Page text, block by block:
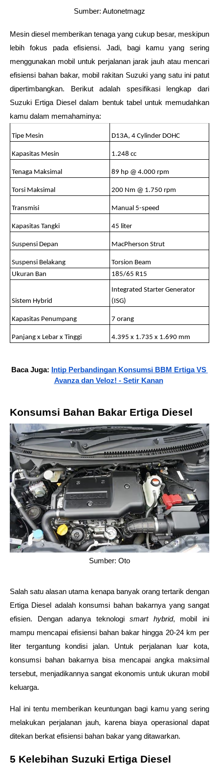
Sumber: Autonetmagz
Mesin diesel memberikan tenaga yang cukup besar, meskipun
lebih fokus pada efisiensi. Jadi, bagi kamu yang sering
menggunakan mobil untuk perjalanan jarak jauh atau mencari
efisiensi bahan bakar, mobil rakitan Suzuki yang satu ini patut
dipertimbangkan. Berikut adalah spesifikasi lengkap dari
Suzuki Ertiga Diesel dalam bentuk tabel untuk memudahkan
kamu dalam memahaminya:
Tipe Mesin D13A, 4 Cylinder DOHC
Kapasitas Mesin 1.248 cc
Tenaga Maksimal 89 hp @ 4.000 rpm
Torsi Maksimal 200 Nm @ 1.750 rpm
Transmisi Manual 5-speed
Kapasitas Tangki 45 liter
Suspensi Depan MacPherson Strut
Suspensi Belakang
Torsion Beam
Ukuran Ban
185/65 R15
Sistem Hybrid
Integrated Starter Generator
(ISG)
Kapasitas Penumpang 7 orang
Panjang x Lebar x Tinggi 4.395 x 1.735 x 1.690 mm
Baca Juga:
Intip Perbandingan Konsumsi BBM Ertiga VS
Avanza dan Veloz! - Setir Kanan
Konsumsi Bahan Bakar Ertiga Diesel
Sumber: Oto
Salah satu alasan utama kenapa banyak orang tertarik dengan
Ertiga Diesel adalah konsumsi bahan bakarnya yang sangat
efisien. Dengan adanya teknologi smart hybrid, mobil ini
mampu mencapai efisiensi bahan bakar hingga 20-24 km per
liter tergantung kondisi jalan. Untuk perjalanan luar kota,
konsumsi bahan bakarnya bisa mencapai angka maksimal
tersebut, menjadikannya sangat ekonomis untuk ukuran mobil
keluarga.
Hal ini tentu memberikan keuntungan bagi kamu yang sering
melakukan perjalanan jauh, karena biaya operasional dapat
ditekan berkat efisiensi bahan bakar yang ditawarkan.
5 Kelebihan Suzuki Ertiga Diesel